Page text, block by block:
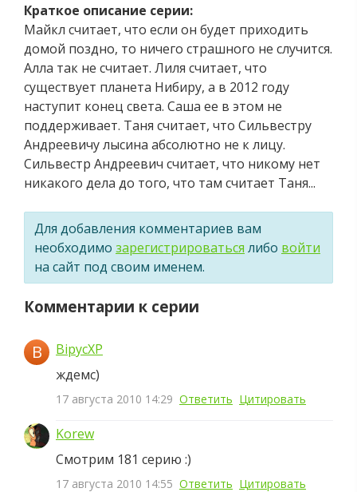
Краткое описание серии:
Майкл считает, что если он будет приходить
домой поздно, то ничего страшного не случится.
Алла так не считает. Лиля считает, что
существует планета Нибиру, а в 2012 году
наступит конец света. Саша ее в этом не
поддерживает. Таня считает, что Сильвестру
Андреевичу лысина абсолютно не к лицу.
Сильвестр Андреевич считает, что никому нет
никакого дела до того, что там считает Таня...
Для добавления комментариев вам
необходимо зарегистрироваться либо войти
на сайт под своим именем.
Комментарии к серии
B
BipycXP
ждемс)
17 августа 2010 14:29 Ответить Цитировать
Korew
Смотрим 181 серию :)
17 августа 2010 14:55 Ответить Цитировать